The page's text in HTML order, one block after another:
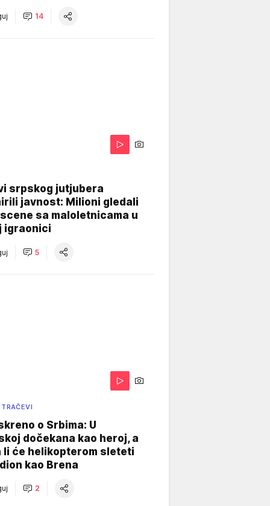
14
srpskog jutjubera
javnost: Milioni gledali
sa maloletnicama u
igraonici
5
o Srbima: U
dočekana kao heroj, a
li će helikopterom sleteti
kao Brena
2